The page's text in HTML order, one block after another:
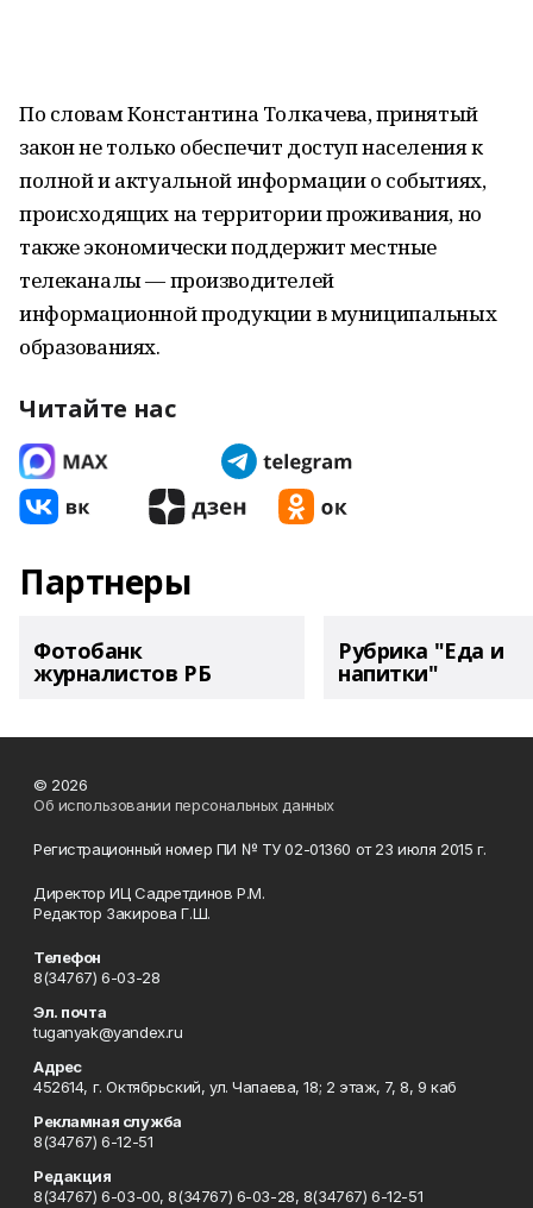
По словам Константина Толкачева, принятый
закон не только обеспечит доступ населения к
полной и актуальной информации о событиях,
происходящих на территории проживания, но
также экономически поддержит местные
телеканалы — производителей
информационной продукции в муниципальных
образованиях.
Читайте нас
Партнеры
Фотобанк
журналистов РБ
Рубрика "Еда и
напитки"
© 2026
Об использовании персональных данных
Регистрационный номер ПИ № ТУ 02-01360 от 23 июля 2015 г.
Директор ИЦ Садретдинов Р.М.
Редактор Закирова Г.Ш.
Телефон
8(34767) 6-03-28
Эл. почта
tuganyak@yandex.ru
Адрес
452614, г. Октябрьский, ул. Чапаева, 18; 2 этаж, 7, 8, 9 каб
Рекламная служба
8(34767) 6-12-51
Редакция
8(34767) 6-03-00, 8(34767) 6-03-28, 8(34767) 6-12-51